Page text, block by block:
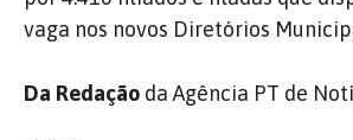
vaga nos novos Diretórios
Da Redação da Agência PT de